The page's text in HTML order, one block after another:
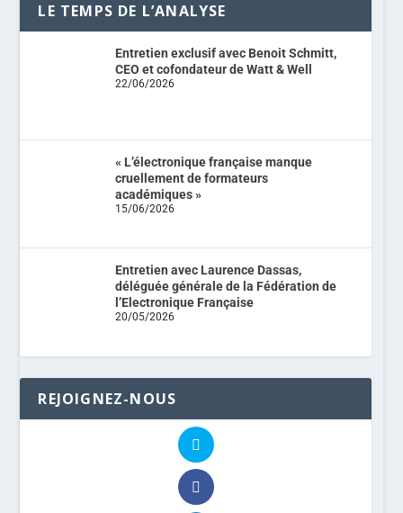
LE TEMPS DE L’ANALYSE
Entretien exclusif avec Benoit Schmitt,
CEO et cofondateur de Watt & Well
22/06/2026
« L’électronique française manque
cruellement de formateurs
académiques »
15/06/2026
Entretien avec Laurence Dassas,
déléguée générale de la Fédération de
l’Electronique Française
20/05/2026
REJOIGNEZ-NOUS